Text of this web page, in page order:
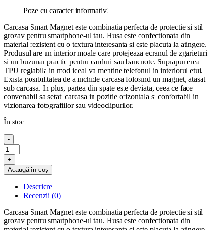
a
50.00lei.
este:
Poze cu caracter informativ!
Carcasa Smart Magnet este combinatia perfecta de protectie si stil
grozav pentru smartphone-ul tau. Husa este confectionata din
material rezistent cu o textura interesanta si este placuta la atingere.
Produsul are un interior moale care protejeaza ecranul de zgarieturi
si un buzunar practic pentru carduri sau bancnote. Suprapunerea
TPU reglabila in mod ideal va mentine telefonul in interiorul etui.
Exista posibilitatea de a inchide carcasa folosind un magnet, atasat
sub carcasa. In plus, partea din spate este deviata, ceea ce face
convenabil sa setati carcasa in pozitie orizontala si confortabil in
vizionarea fotografiilor sau videoclipurilor.
În stoc
-
Cantitate
Husa
Magnet
Case
iPhone
Pro
6,1"
Navy
+
Adaugă în coș
Descriere
Recenzii (0)
Carcasa Smart Magnet este combinatia perfecta de protectie si stil
grozav pentru smartphone-ul tau. Husa este confectionata din